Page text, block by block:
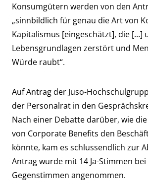
Konsumgütern werden von den
„sinnbildlich für genau die Art von
Kapitalismus [eingeschätzt], die […]
Lebensgrundlagen zerstört und
Würde raubt“.
Auf Antrag der Juso-
der Personalrat in den
Nach einer Debatte darüber, wie
von Corporate Benefits den
könnte, kam es schlussendlich zur
Antrag wurde mit 14 Ja-Stimmen bei
Gegenstimmen angenommen.